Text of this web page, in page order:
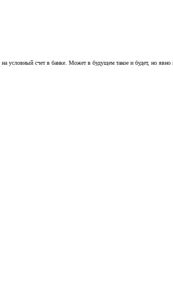
условный счет в банке. Может в будущем такое и будет, но явно